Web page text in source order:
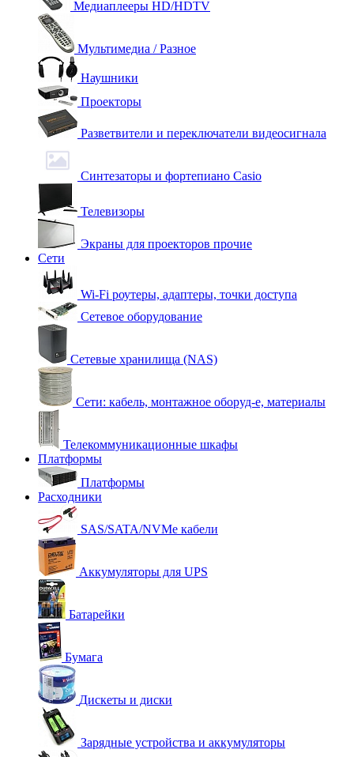
Медиаплееры HD/HDTV
Мультимедиа / Разное
Наушники
Проекторы
Разветвители и переключатели видеосигнала
Синтезаторы и фортепиано Casio
Телевизоры
Экраны для проекторов прочие
Сети
Wi-Fi роутеры, адаптеры, точки доступа
Сетевое оборудование
Сетевые хранилища (NAS)
Сети: кабель, монтажное оборуд-е, материалы
Телекоммуникационные шкафы
Платформы
Платформы
Расходники
SAS/SATA/NVMe кабели
Аккумуляторы для UPS
Батарейки
Бумага
Дискеты и диски
Зарядные устройства и аккумуляторы